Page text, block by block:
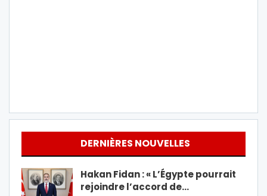
DERNIÈRES NOUVELLES
Hakan Fidan : « L’Égypte pourrait
rejoindre l’accord de…